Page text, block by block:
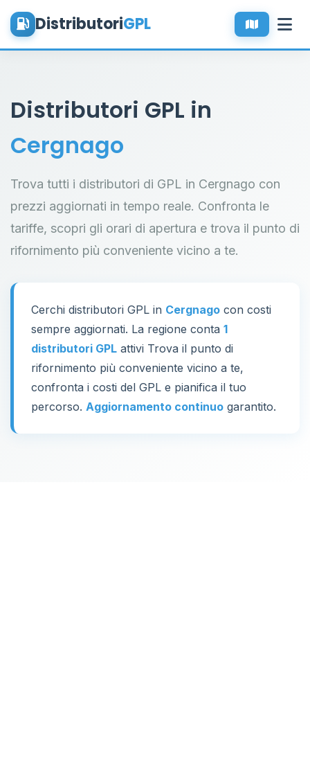
DistributoriGPL
Distributori GPL in
Cergnago
Trova tutti i distributori di GPL in Cergnago con
prezzi aggiornati in tempo reale. Confronta le
tariffe, scopri gli orari di apertura e trova il punto di
rifornimento più conveniente vicino a te.
Cerchi distributori GPL in Cergnago con costi
sempre aggiornati. La regione conta 1
distributori GPL attivi Trova il punto di
rifornimento più conveniente vicino a te,
confronta i costi del GPL e pianifica il tuo
percorso. Aggiornamento continuo garantito.